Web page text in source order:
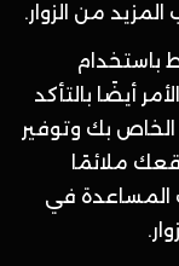
من الزوار.
باستخدام
أيضًا بالتأكد
الخاص بك وتوفير
ملائمًا
المساعدة في